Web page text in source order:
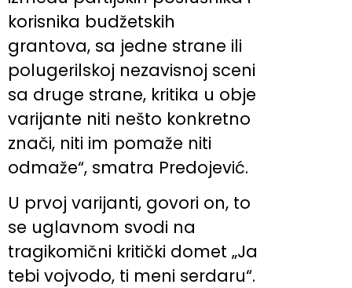
korisnika budžetskih
grantova, sa jedne strane ili
polugerilskoj nezavisnoj sceni
sa druge strane, kritika u obje
varijante niti nešto konkretno
znači, niti im pomaže niti
odmaže“, smatra Predojević.
U prvoj varijanti, govori on, to
se uglavnom svodi na
tragikomični kritički domet „Ja
tebi vojvodo, ti meni serdaru“.